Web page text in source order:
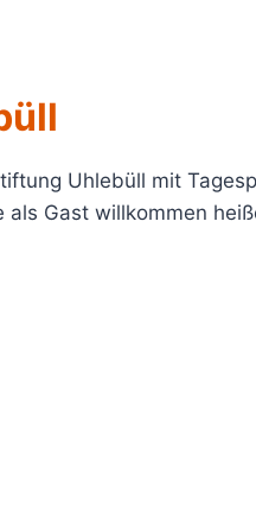
Uhlebüll mit
Gast willkommen